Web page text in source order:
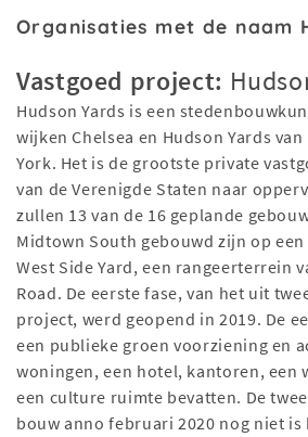
Organisaties met de naam
Vastgoed project:
Hudson Yards is een
wijken Chelsea en Hudson Yards
York. Het is de grootste private
van de Verenigde Staten naar
zullen 13 van de 16 geplande
Midtown South gebouwd zijn op
West Side Yard, een rangeerterrein
Road. De eerste fase, van het uit
project, werd geopend in 2019. De
een publieke groen voorziening en
woningen, een hotel, kantoren, een
een culture ruimte bevatten. De
bouw anno februari 2020 nog niet is